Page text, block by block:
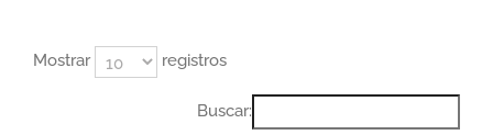
Mostrar registros
Buscar: